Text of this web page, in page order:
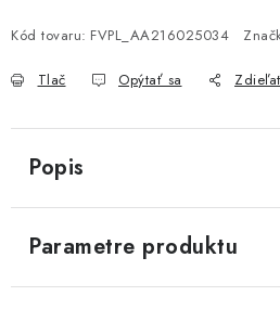
Akcie, Zľavy
Podmienky ochrany osobných údajov
Obchodné podmienky požičovne
Kód tovaru: FVPL_AA216025034
Tlač Opýtať sa
Popis
Parametre produktu